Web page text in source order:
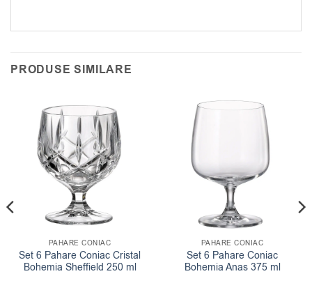
PRODUSE SIMILARE
PAHARE CONIAC
Set 6 Pahare Coniac Cristal
Bohemia Sheffield 250 ml
PAHARE CONIAC
Set 6 Pahare Coniac
Bohemia Anas 375 ml